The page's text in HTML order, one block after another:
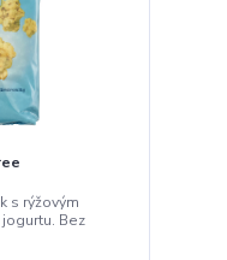
s rýžovým
Bez
záleží
umožňují zefektivnit
stránek,
příjemné internetové
cookies
zde.